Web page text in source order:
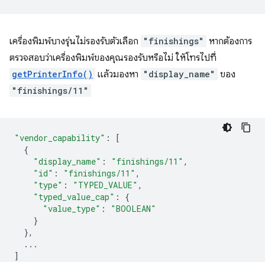
เครื่องพิมพ์บางรุ่นไม่รองรับตัวเลือก "finishings" หากต้องการ
ตรวจสอบว่าเครื่องพิมพ์ของคุณรองรับหรือไม่ ให้โทรไปที่
getPrinterInfo() แล้วมองหา "display_name" ของ
"finishings/11"
"vendor_capability" :
[
{
"display_name" : "finishings/11" ,
"id" : "finishings/11" ,
"type" : "TYPED_VALUE" ,
"typed_value_cap" :
{
"value_type" :
"BOOLEAN"
}
},
...
]